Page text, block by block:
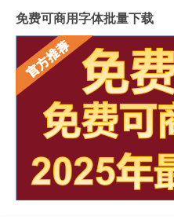
免费可商用字体批量下载